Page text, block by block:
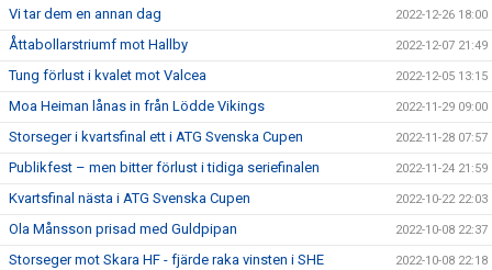
Vi tar dem en annan dag 2022-12-26 18:00
Åttabollarstriumf mot Hallby 2022-12-07 21:49
Tung förlust i kvalet mot Valcea 2022-12-05 13:15
Moa Heiman lånas in från Lödde Vikings 2022-11-29 09:00
Storseger i kvartsfinal ett i ATG Svenska Cupen 2022-11-28 07:57
Publikfest – men bitter förlust i tidiga seriefinalen 2022-11-24 21:59
Kvartsfinal nästa i ATG Svenska Cupen 2022-10-22 22:03
Ola Månsson prisad med Guldpipan 2022-10-08 22:37
Storseger mot Skara HF - fjärde raka vinsten i SHE 2022-10-08 22:18